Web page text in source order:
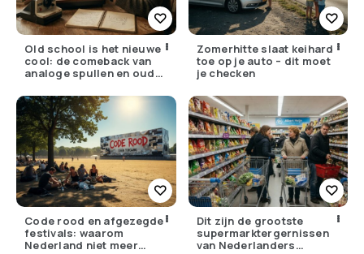
Old school is het nieuwe
cool: de comeback van
analoge spullen en oude
Zomerhitte slaat keihard
toe op je auto – dit moet
je checken
Code rood en afgezegde
festivals: waarom
Nederland niet meer
Dit zijn de grootste
supermarktergernissen
van Nederlanders